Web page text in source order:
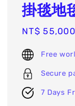
掛毯地
Sale
NT$ 55,000
Free
Secure
7 Days